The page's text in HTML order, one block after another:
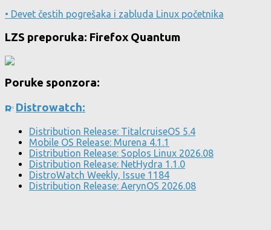
• Devet čestih pogrešaka i zabluda Linux početnika
LZS preporuka: Firefox Quantum
Poruke sponzora:
Distrowatch:
Distribution Release: TitalcruiseOS 5.4
Mobile OS Release: Murena 4.1.1
Distribution Release: Soplos Linux 2026.08
Distribution Release: NetHydra 1.1.0
DistroWatch Weekly, Issue 1184
Distribution Release: AerynOS 2026.08